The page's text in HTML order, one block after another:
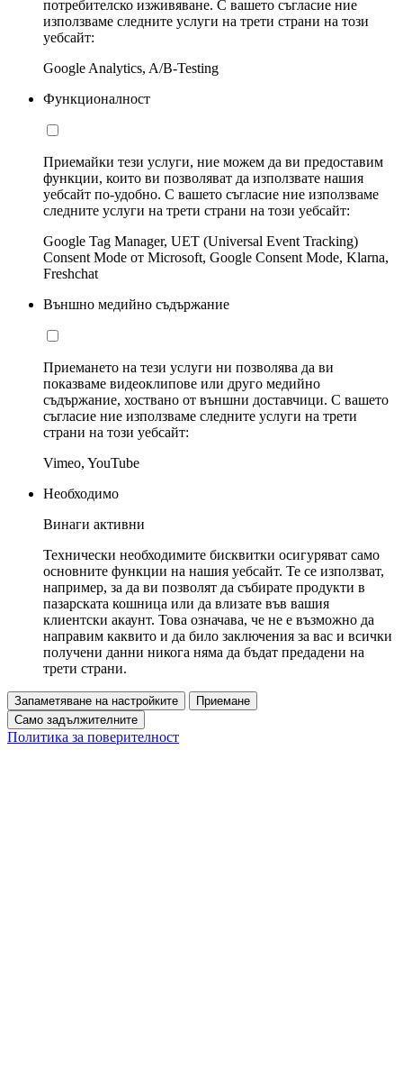
потребителско изживяване. С вашето съгласие ние
използваме следните услуги на трети страни на този
уебсайт:
Google Analytics, A/B-Testing
Функционалност
Приемайки тези услуги, ние можем да ви предоставим
функции, които ви позволяват да използвате нашия
уебсайт по-удобно. С вашето съгласие ние използваме
следните услуги на трети страни на този уебсайт:
Google Tag Manager, UET (Universal Event Tracking)
Consent Mode от Microsoft, Google Consent Mode, Klarna,
Freshchat
Външно медийно съдържание
Приемането на тези услуги ни позволява да ви
показваме видеоклипове или друго медийно
съдържание, хоствано от външни доставчици. С вашето
съгласие ние използваме следните услуги на трети
страни на този уебсайт:
Vimeo, YouTube
Необходимо
Винаги активни
Технически необходимите бисквитки осигуряват само
основните функции на нашия уебсайт. Те се използват,
например, за да ви позволят да събирате продукти в
пазарската кошница или да влизате във вашия
клиентски акаунт. Това означава, че не е възможно да
направим каквито и да било заключения за вас и всички
получени данни никога няма да бъдат предадени на
трети страни.
Запаметяване на настройките
Приемане
Само задължителните
Политика за поверителност